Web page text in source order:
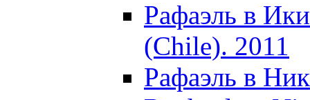
Рафаэль в
(Chile). 2011
Рафаэль в